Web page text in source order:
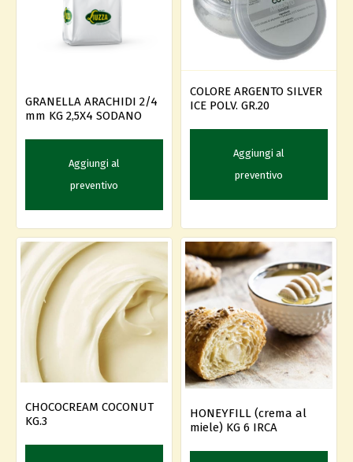
GRANELLA ARACHIDI 2/4
mm KG 2,5X4 SODANO
Aggiungi al
preventivo
COLORE ARGENTO SILVER
ICE POLV. GR.20
Aggiungi al
preventivo
CHOCOCREAM COCONUT
KG.3
HONEYFILL (crema al
miele) KG 6 IRCA